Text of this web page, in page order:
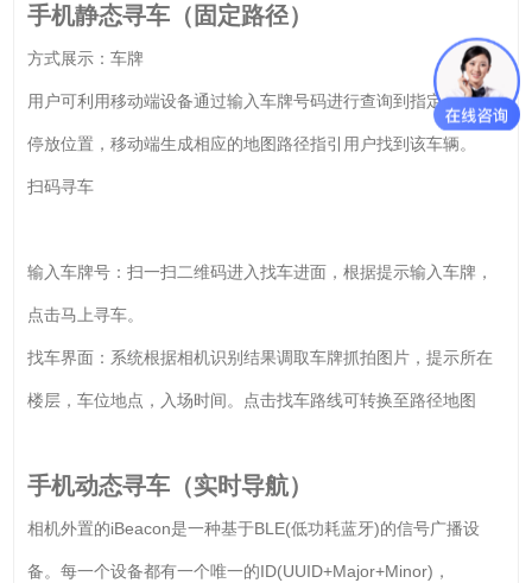
手机静态寻车（固定路径）
方式展示：车牌
用户可利用移动端设备通过输入车牌号码进行查询到指定车辆的
停放位置，移动端生成相应的地图路径指引用户找到该车辆。
扫码寻车
输入车牌号：扫一扫二维码进入找车进面，根据提示输入车牌，
点击马上寻车。
找车界面：系统根据相机识别结果调取车牌抓拍图片，提示所在
楼层，车位地点，入场时间。点击找车路线可转换至路径地图
手机动态寻车（实时导航）
相机外置的iBeacon是一种基于BLE(低功耗蓝牙)的信号广播设
备。每一个设备都有一个唯一的ID(UUID+Major+Minor)，